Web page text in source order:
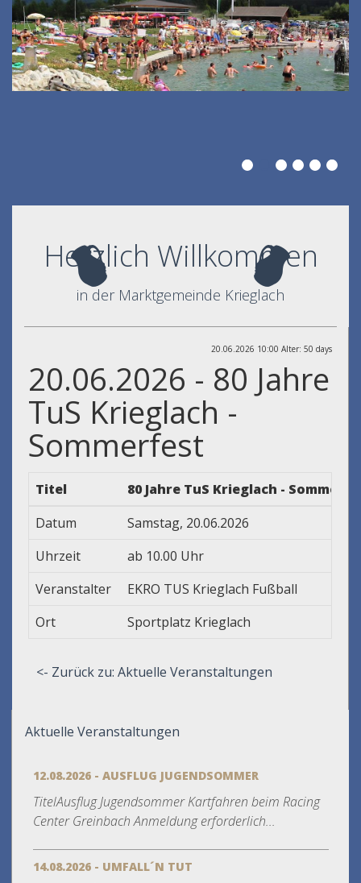
Herzlich Willkommen
in der Marktgemeinde Krieglach
20.06.2026 10:00 Alter: 50 days
20.06.2026 - 80 Jahre
TuS Krieglach -
Sommerfest
Titel
80 Jahre TuS Krieglach -
Datum
Samstag, 20.06.2026
Uhrzeit
ab 10.00 Uhr
Veranstalter
EKRO TUS Krieglach Fußball
Ort
Sportplatz Krieglach
<- Zurück zu: Aktuelle Veranstaltungen
Aktuelle Veranstaltungen
12.08.2026 - AUSFLUG JUGENDSOMMER
TitelAusflug Jugendsommer Kartfahren beim Racing
Center Greinbach Anmeldung erforderlich...
14.08.2026 - UMFALL´N TUT